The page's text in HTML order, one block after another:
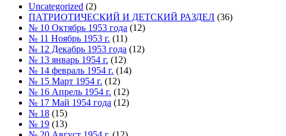
Uncategorized (2)
ПАТРИОТИЧЕСКИЙ И ДЕТСКИЙ РАЗДЕЛ (36)
№ 10 Октябрь 1953 года (12)
№ 11 Ноябрь 1953 г. (11)
№ 12 Декабрь 1953 года (12)
№ 13 январь 1954 г. (12)
№ 14 февраль 1954 г. (14)
№ 15 Март 1954 г. (12)
№ 16 Апрель 1954 г. (12)
№ 17 Май 1954 года (12)
№ 18 (15)
№ 19 (13)